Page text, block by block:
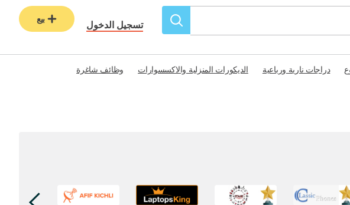
تسجيل الدخول
بيع
دراجات نارية ورباعية الديكورات المنزلية والاكسسوارات
وظائف شاغرة